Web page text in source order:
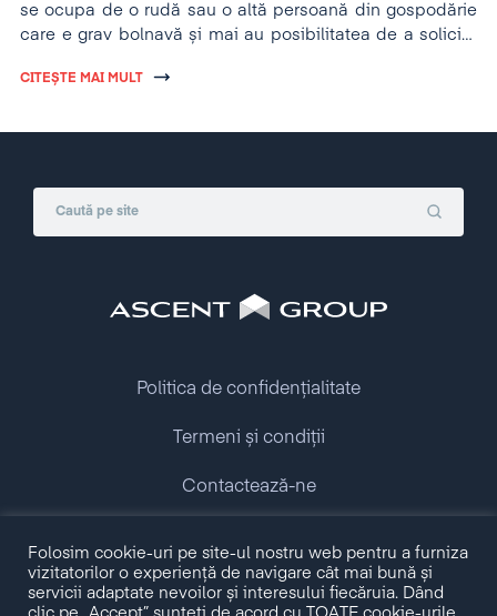
se ocupa de o rudă sau o altă persoană din gospodărie
care e grav bolnavă și mai au posibilitatea de a solicita
CITEȘTE MAI MULT
Copyright © 2009 - 2026 Ascent Group.
All rights reserved.
Politica de confidențialitate
Termeni și condiții
Contactează-ne
Folosim cookie-uri pe site-ul nostru web pentru a furniza
vizitatorilor o experiență de navigare cât mai bună și
servicii adaptate nevoilor și interesului fiecăruia. Dând